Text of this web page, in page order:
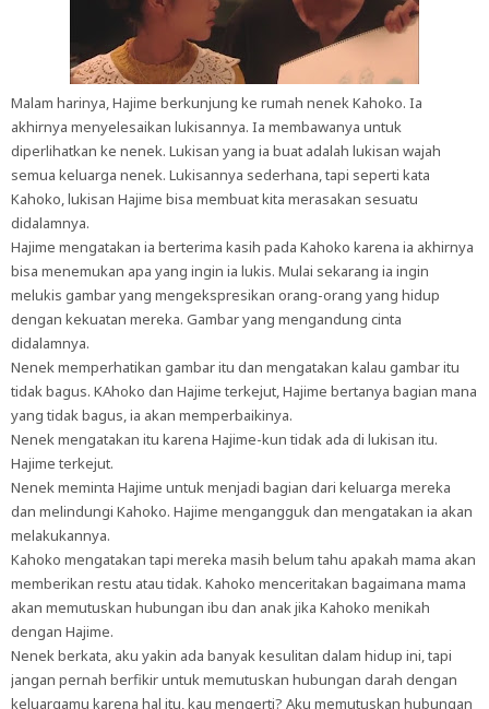
Malam harinya, Hajime berkunjung ke rumah nenek Kahoko. Ia
akhirnya menyelesaikan lukisannya. Ia membawanya untuk
diperlihatkan ke nenek. Lukisan yang ia buat adalah lukisan wajah
semua keluarga nenek. Lukisannya sederhana, tapi seperti kata
Kahoko, lukisan Hajime bisa membuat kita merasakan sesuatu
didalamnya.
Hajime mengatakan ia berterima kasih pada Kahoko karena ia akhirnya
bisa menemukan apa yang ingin ia lukis. Mulai sekarang ia ingin
melukis gambar yang mengekspresikan orang-orang yang hidup
dengan kekuatan mereka. Gambar yang mengandung cinta
didalamnya.
Nenek memperhatikan gambar itu dan mengatakan kalau gambar itu
tidak bagus. KAhoko dan Hajime terkejut, Hajime bertanya bagian mana
yang tidak bagus, ia akan memperbaikinya.
Nenek mengatakan itu karena Hajime-kun tidak ada di lukisan itu.
Hajime terkejut.
Nenek meminta Hajime untuk menjadi bagian dari keluarga mereka
dan melindungi Kahoko. Hajime mengangguk dan mengatakan ia akan
melakukannya.
Kahoko mengatakan tapi mereka masih belum tahu apakah mama akan
memberikan restu atau tidak. Kahoko menceritakan bagaimana mama
akan memutuskan hubungan ibu dan anak jika Kahoko menikah
dengan Hajime.
Nenek berkata, aku yakin ada banyak kesulitan dalam hidup ini, tapi
jangan pernah berfikir untuk memutuskan hubungan darah dengan
keluargamu karena hal itu, kau mengerti? Aku memutuskan hubungan